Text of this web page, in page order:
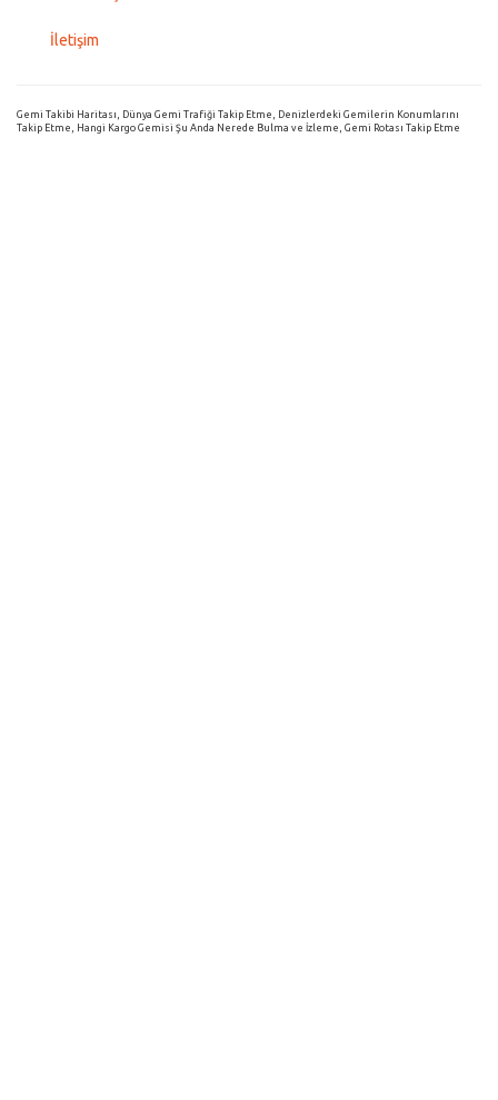
İletişim
Gemi Takibi Haritası, Dünya Gemi Trafiği Takip Etme, Denizlerdeki Gemilerin Konumlarını
Takip Etme, Hangi Kargo Gemisi Şu Anda Nerede Bulma ve İzleme, Gemi Rotası Takip Etme